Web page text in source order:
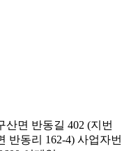
면 반동길 402 (지번
반동리 162-4) 사업자번